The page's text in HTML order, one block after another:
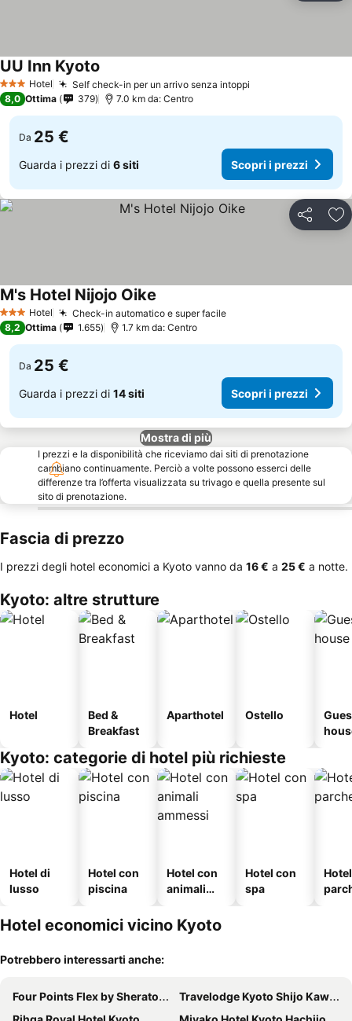
3 StelleHotel Self check-in per un arrivo senza intoppi
UU Inn Kyoto
8,0 Ottima 379 7.0 km da: Centro
Da 25 €
Guarda i prezzi di 6 siti Scopri i prezzi
Condividi
3 StelleHotel Check-in automatico e super facile
M's Hotel Nijojo Oike
8,2 Ottima 1.655 1.7 km da: Centro
Da 25 €
Guarda i prezzi di 14 siti Scopri i prezzi
Mostra di più
I prezzi e la disponibilità che riceviamo dai siti di prenotazione
cambiano continuamente. Perciò a volte possono esserci delle
differenze tra l’offerta visualizzata su trivago e quella presente sul
sito di prenotazione.
Fascia di prezzo
I prezzi degli hotel economici a Kyoto vanno da ‎16 € a ‎25 € a notte.
Kyoto: altre strutture
Hotel
Bed &
Breakfast
Aparthotel Ostello
Kyoto: categorie di hotel più richieste
Hotel di
lusso
Hotel con
piscina
Hotel con
animali
Hotel con
spa
Hotel economici vicino Kyoto
Potrebbero interessarti anche:
Four Points Flex by Sheraton Kyoto Oike
Travelodge Kyoto Shijo Kawaramachi